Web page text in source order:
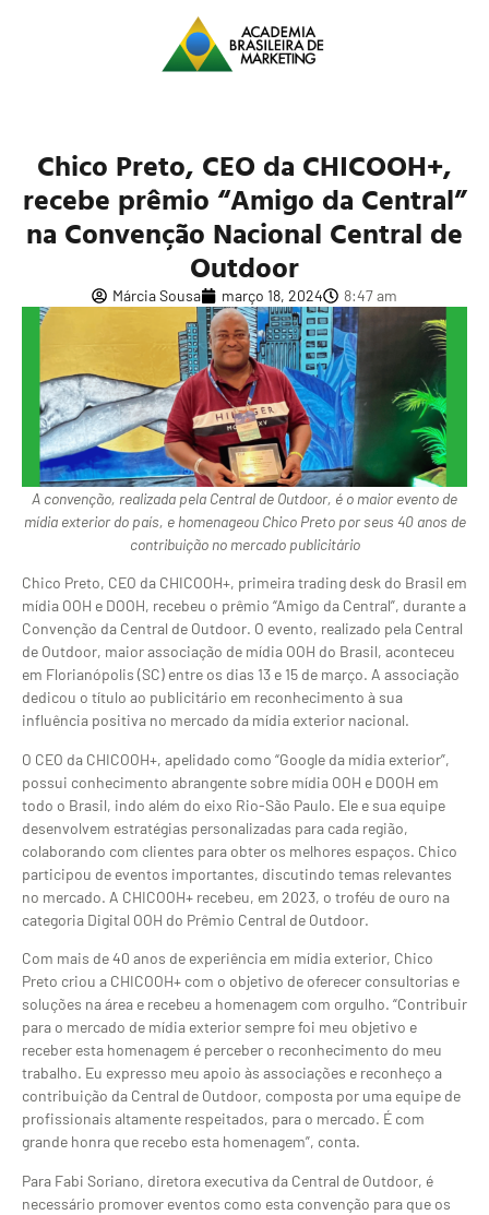
Chico Preto, CEO da CHICOOH+,
recebe prêmio “Amigo da Central”
na Convenção Nacional Central de
Outdoor
Márcia Sousa março 18, 2024 8:47 am
A convenção, realizada pela Central de Outdoor, é o maior evento de
mídia exterior do país, e homenageou Chico Preto por seus 40 anos de
contribuição no mercado publicitário
Chico Preto, CEO da CHICOOH+, primeira trading desk do Brasil em
mídia OOH e DOOH, recebeu o prêmio “Amigo da Central”, durante a
Convenção da Central de Outdoor. O evento, realizado pela Central
de Outdoor, maior associação de mídia OOH do Brasil, aconteceu
em Florianópolis (SC) entre os dias 13 e 15 de março. A associação
dedicou o título ao publicitário em reconhecimento à sua
influência positiva no mercado da mídia exterior nacional.
O CEO da CHICOOH+, apelidado como “Google da mídia exterior”,
possui conhecimento abrangente sobre mídia OOH e DOOH em
todo o Brasil, indo além do eixo Rio-São Paulo. Ele e sua equipe
desenvolvem estratégias personalizadas para cada região,
colaborando com clientes para obter os melhores espaços. Chico
participou de eventos importantes, discutindo temas relevantes
no mercado. A CHICOOH+ recebeu, em 2023, o troféu de ouro na
categoria Digital OOH do Prêmio Central de Outdoor.
Com mais de 40 anos de experiência em mídia exterior, Chico
Preto criou a CHICOOH+ com o objetivo de oferecer consultorias e
soluções na área e recebeu a homenagem com orgulho. “Contribuir
para o mercado de mídia exterior sempre foi meu objetivo e
receber esta homenagem é perceber o reconhecimento do meu
trabalho. Eu expresso meu apoio às associações e reconheço a
contribuição da Central de Outdoor, composta por uma equipe de
profissionais altamente respeitados, para o mercado. É com
grande honra que recebo esta homenagem”, conta.
Para Fabi Soriano, diretora executiva da Central de Outdoor, é
necessário promover eventos como esta convenção para que os